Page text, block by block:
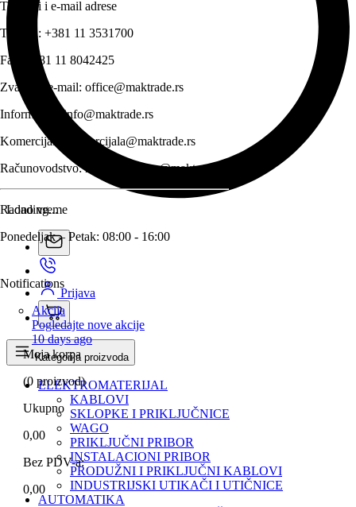
Telefoni i e-mail adrese
Telefon: +381 11 3531700
Fax:
+381 11 8042425
Zvanični e-mail: office@maktrade.rs
Informacije:
info@maktrade.rs
Komercijala:
komercijala@maktrade.rs
Računovodstvo:racunovodstvo@maktrade.rs
Radno vreme
Ponedeljak – Petak: 08:00 - 16:00
Loading...
Notifications
Akcija
Pogledajte nove akcije
10 days ago
Prijava
Moja korpa
(0 proizvod)
Ukupno
0,00
Bez PDV-a:
0,00
Kategorija proizvoda
ELEKTROMATERIJAL
KABLOVI
SKLOPKE I PRIKLJUČNICE
WAGO
PRIKLJUČNI PRIBOR
INSTALACIONI PRIBOR
PRODUŽNI I PRIKLJUČNI KABLOVI
INDUSTRIJSKI UTIKAČI I UTIČNICE
AUTOMATIKA